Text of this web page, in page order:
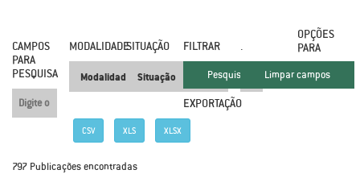
CAMPOS
PARA
PESQUISA
MODALIDADESITUAÇÃO FILTRAR .
OPÇÕES
PARA
EXPORTAÇÃO
CSV XLS XLSX
797 Publicações encontradas